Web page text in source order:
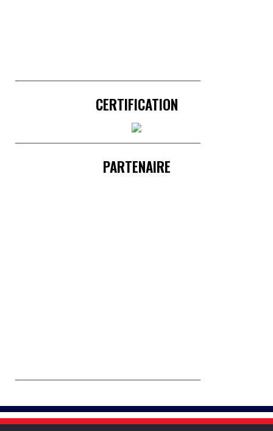
CERTIFICATION
PARTENAIRE